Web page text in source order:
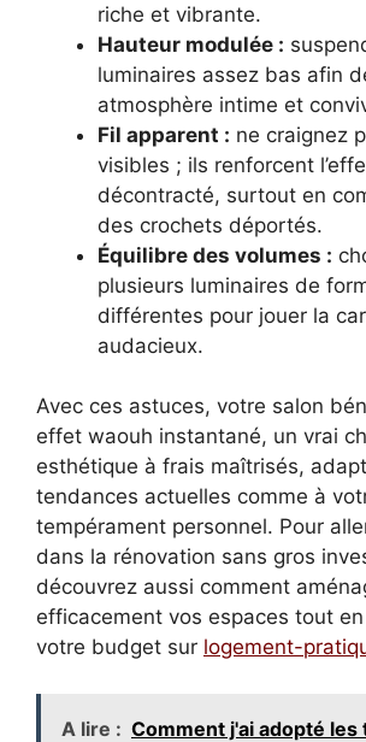
riche et vibrante.
Hauteur modulée :
luminaires assez bas afin
atmosphère intime et
Fil apparent : ne craignez
visibles ; ils renforcent
décontracté, surtout en
des crochets déportés.
Équilibre des volumes :
plusieurs luminaires de
différentes pour jouer la
audacieux.
Avec ces astuces, votre salon
effet waouh instantané, un vrai
esthétique à frais maîtrisés,
tendances actuelles comme à
tempérament personnel. Pour
dans la rénovation sans gros
découvrez aussi comment
efficacement vos espaces tout
votre budget sur logement-
A lire : Comment j'ai adopté les